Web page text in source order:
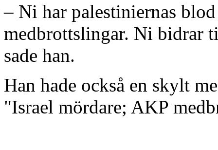
– Ni har palestiniernas
medbrottslingar. Ni bidrar
sade han.
Han hade också en skylt
"Israel mördare; AKP